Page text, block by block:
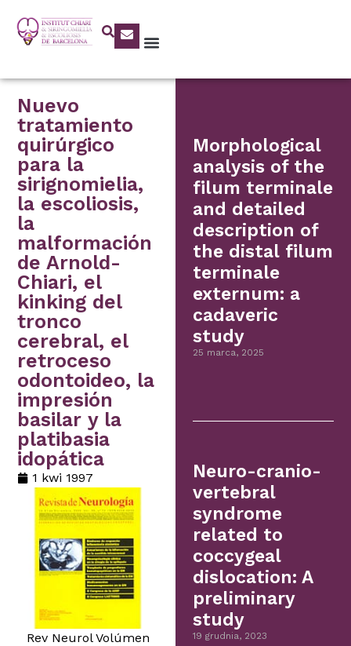
Nuevo
tratamiento
quirúrgico
para la
sirignomielia,
la escoliosis,
la
malformación
de Arnold-
Chiari, el
kinking del
tronco
cerebral, el
retroceso
odontoideo, la
impresión
basilar y la
platibasia
idopática
1 kwi 1997
Rev Neurol Volúmen
Morphological
analysis of the
filum terminale
and detailed
description of
the distal filum
terminale
externum: a
cadaveric
study
25 marca, 2025
Neuro-cranio-
vertebral
syndrome
related to
coccygeal
dislocation: A
preliminary
study
19 grudnia, 2023